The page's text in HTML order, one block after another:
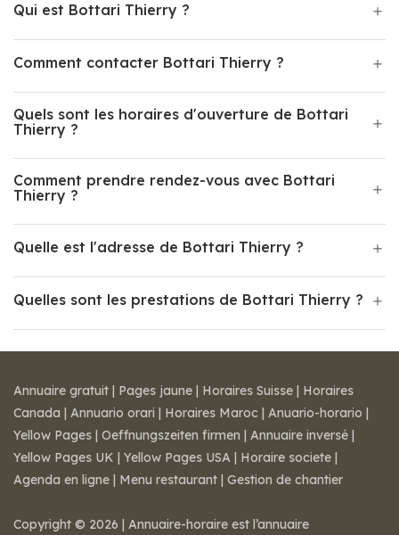
Qui est Bottari Thierry ?
Comment contacter Bottari Thierry ?
Quels sont les horaires d'ouverture de Bottari
Thierry ?
Comment prendre rendez-vous avec Bottari
Thierry ?
Quelle est l'adresse de Bottari Thierry ?
Quelles sont les prestations de Bottari Thierry ?
Annuaire gratuit | Pages jaune | Horaires Suisse | Horaires
Canada | Annuario orari | Horaires Maroc | Anuario-horario |
Yellow Pages | Oeffnungszeiten firmen | Annuaire inversé |
Yellow Pages UK | Yellow Pages USA | Horaire societe |
Agenda en ligne | Menu restaurant | Gestion de chantier
Copyright © 2026 | Annuaire-horaire est l’annuaire